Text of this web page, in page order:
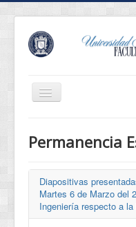
Cambiar
navegación
Eventos
Conócenos
Oferta Educativa
Estudiantes
Permanencia
Diapositivas
Martes 6 de Marzo del
Ingeniería respecto a